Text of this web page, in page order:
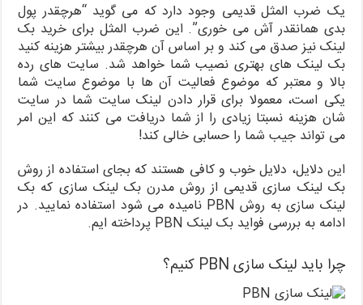
یک ضرب المثل قدیمی وجود دارد که می گوید “هرچقدر پول
بدی همانقدر آش می خوری”. این ضرب المثل برای خرید بک
لینک نیز صدق می کند و بر اساس آن هرچقدر بیشتر هزینه کنید
بک لینک های بهتری نصیب شما خواهد شد. سایت های رده
بالا و معتبر که موضوع فعالیت آن ها با موضوع سایت شما
یکی است، معمولا برای قرار دادن لینک سایت شما در سایت
شان هزینه نسبتا زیادی را از شما دریافت می کنند که این امر
می تواند جیب شما را حسابی خالی کند!
این دلایل، دلایل خوب و کافی هستند که بجای استفاده از روش
بک لینک سازی قدیمی از روش مدرن بک لینک سازی که بک
لینک سازی به روش PBN نامیده می شود استفاده نمایید. در
ادامه به بررسی فواید بک لینک PBN پرداخته ایم.
چرا باید لینک سازی PBN کنیم؟